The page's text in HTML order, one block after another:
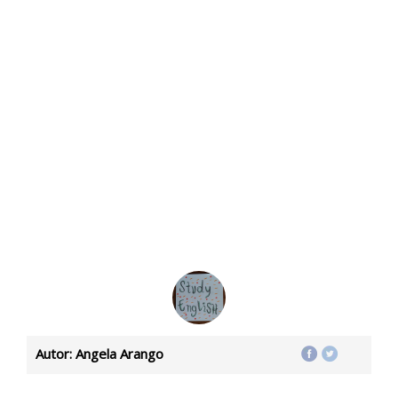
Autor: Angela Arango